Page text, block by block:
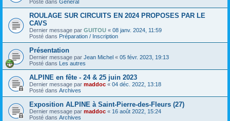
Posté dans Général
ROULAGE SUR CIRCUITS EN 2024 PROPOSES PAR LE
CAVS
Dernier message par GUITOU « 08 janv. 2024, 11:59
Posté dans Préparation / Inscription
Présentation
Dernier message par Jean Michel « 05 févr. 2023, 19:13
Posté dans Les autres
ALPINE en fête - 24 & 25 juin 2023
Dernier message par maddoc « 04 déc. 2022, 13:18
Posté dans Archives
Exposition ALPINE à Saint-Pierre-des-Fleurs (27)
Dernier message par maddoc « 16 août 2022, 15:24
Posté dans Archives